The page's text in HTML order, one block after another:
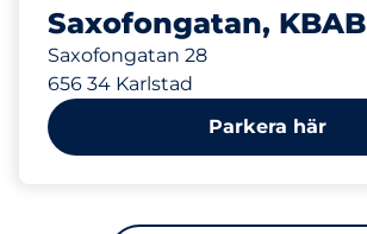
Saxofongatan, KBAB
Saxofongatan 28
656 34 Karlstad
Parkera här